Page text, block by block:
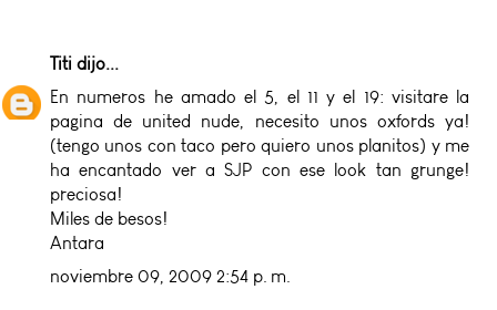
Titi dijo...
En numeros he amado el 5, el 11 y el 19: visitare la
pagina de united nude, necesito unos oxfords ya!
(tengo unos con taco pero quiero unos planitos) y me
ha encantado ver a SJP con ese look tan grunge!
preciosa!
Miles de besos!
Antara
noviembre 09, 2009 2:54 p. m.